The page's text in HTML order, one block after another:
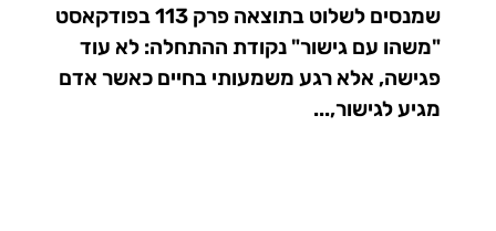
שמנסים לשלוט בתוצאה פרק 113 בפודקאסט
"משהו עם גישור" נקודת ההתחלה: לא עוד
פגישה, אלא רגע משמעותי בחיים כאשר אדם
מגיע לגישור,...